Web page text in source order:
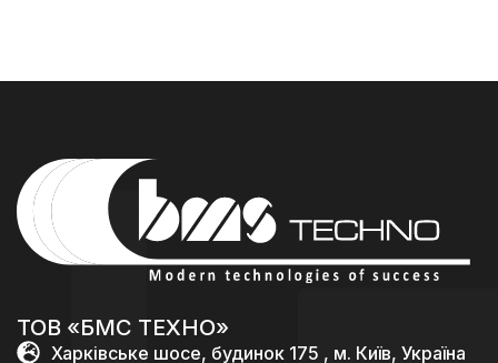
ТОВ «БМС ТЕХНО»
Харківське шосе, будинок 175 , м. Київ, Україна